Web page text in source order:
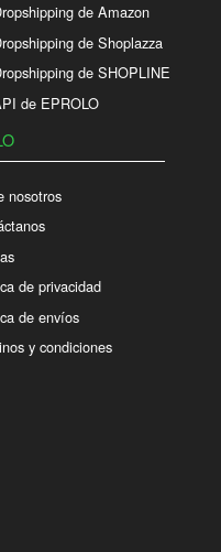
de Amazon
de Shoplazza
de SHOPLINE
de EPROLO
nosotros
de privacidad
de envíos
y condiciones